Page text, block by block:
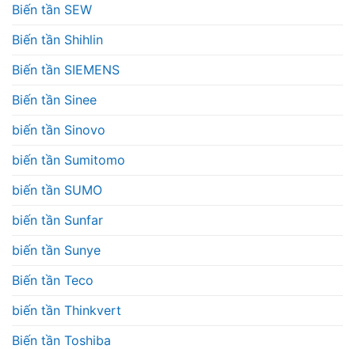
Biến tần SEW
Biến tần Shihlin
Biến tần SIEMENS
Biến tần Sinee
biến tần Sinovo
biến tần Sumitomo
biến tần SUMO
biến tần Sunfar
biến tần Sunye
Biến tần Teco
biến tần Thinkvert
Biến tần Toshiba